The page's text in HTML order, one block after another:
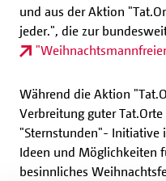
und aus der Aktion
jeder.", die zur
Während die Aktion
Verbreitung guter
"Sternstunden"- Initiative
Ideen und Möglichkeiten
besinnliches